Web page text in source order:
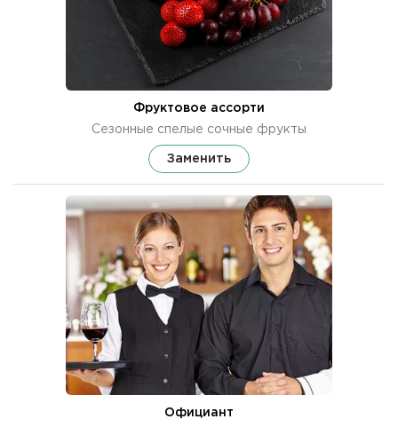
Фруктовое ассорти
Сезонные спелые сочные фрукты
Заменить
Официант